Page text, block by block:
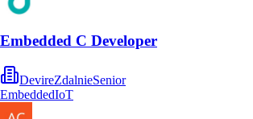
Embedded C Developer
DevireZdalnieSenior
EmbeddedIoT